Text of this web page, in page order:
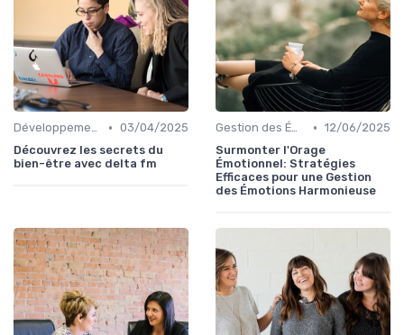
Développement Personnel • 03/04/2025
Découvrez les secrets du
bien-être avec delta fm
Gestion des Émotions • 12/06/2025
Surmonter l'Orage
Émotionnel: Stratégies
Efficaces pour une Gestion
des Émotions Harmonieuse